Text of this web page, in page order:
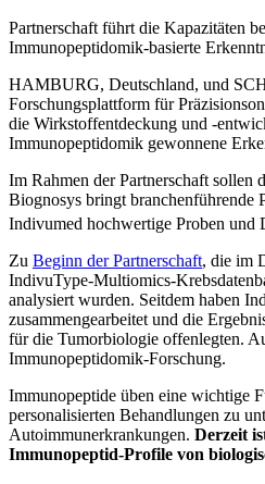
Partnerschaft führt die Kapazitäten
Immunopeptidomik-basierte
HAMBURG, Deutschland, und
Forschungsplattform für
die Wirkstoffentdeckung und -
Immunopeptidomik gewonnene
Im Rahmen der Partnerschaft sollen
Biognosys bringt branchenführende
Indivumed hochwertige Proben und
Zu Beginn der Partnerschaft, die im
IndivuType-Multiomics-
analysiert wurden. Seitdem haben
zusammengearbeitet und die
für die Tumorbiologie offenlegten.
Immunopeptidomik-Forschung.
Immunopeptide üben eine wichtige
personalisierten Behandlungen zu
Autoimmunerkrankungen. Derzeit
Immunopeptid-Profile von